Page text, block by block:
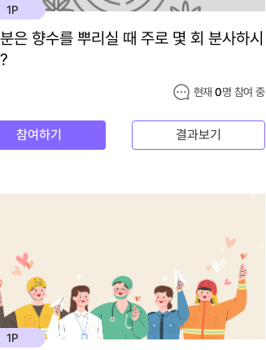
1P
은 향수를 뿌리실 때 주로 몇 회 분사하시
현재0명 참여 중
참여하기 결과보기
1P